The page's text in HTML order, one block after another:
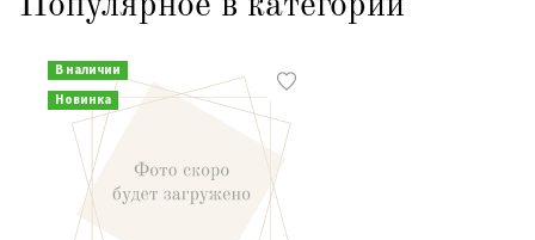
В наличии
Новинка